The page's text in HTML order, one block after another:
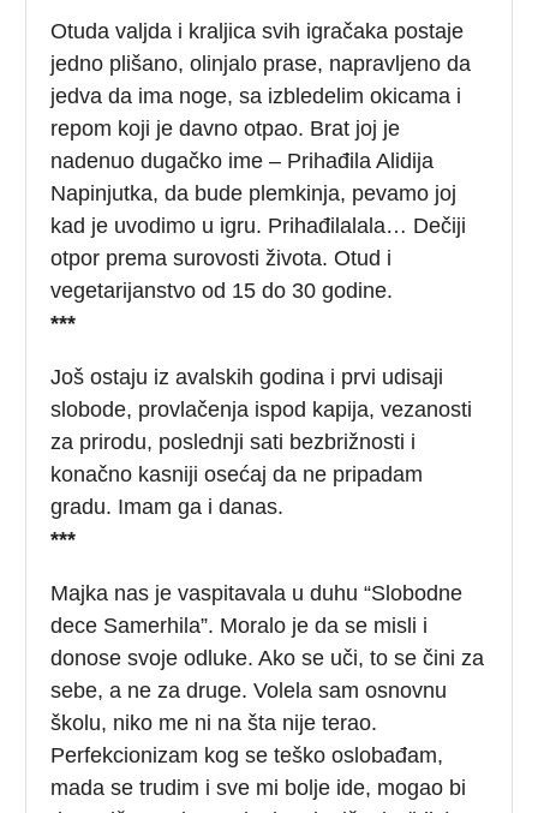
Otuda valjda i kraljica svih igračaka postaje
jedno plišano, olinjalo prase, napravljeno da
jedva da ima noge, sa izbledelim okicama i
repom koji je davno otpao. Brat joj je
nadenuo dugačko ime – Prihađila Alidija
Napinjutka, da bude plemkinja, pevamo joj
kad je uvodimo u igru. Prihađilalala… Dečiji
otpor prema surovosti života. Otud i
vegetarijanstvo od 15 do 30 godine.
***
Još ostaju iz avalskih godina i prvi udisaji
slobode, provlačenja ispod kapija, vezanosti
za prirodu, poslednji sati bezbrižnosti i
konačno kasniji osećaj da ne pripadam
gradu. Imam ga i danas.
***
Majka nas je vaspitavala u duhu “Slobodne
dece Samerhila”. Moralo je da se misli i
donose svoje odluke. Ako se uči, to se čini za
sebe, a ne za druge. Volela sam osnovnu
školu, niko me ni na šta nije terao.
Perfekcionizam kog se teško oslobađam,
mada se trudim i sve mi bolje ide, mogao bi